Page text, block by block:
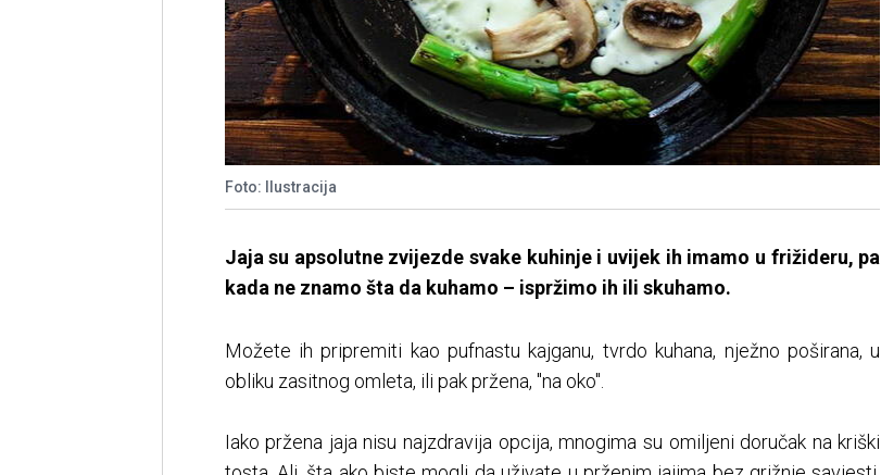
Foto: Ilustracija
Jaja su apsolutne zvijezde svake kuhinje i uvijek ih imamo u frižideru, pa
kada ne znamo šta da kuhamo – ispržimo ih ili skuhamo.
Možete ih pripremiti kao pufnastu kajganu, tvrdo kuhana, nježno poširana, u
obliku zasitnog omleta, ili pak pržena, "na oko".
Iako pržena jaja nisu najzdravija opcija, mnogima su omiljeni doručak na kriški